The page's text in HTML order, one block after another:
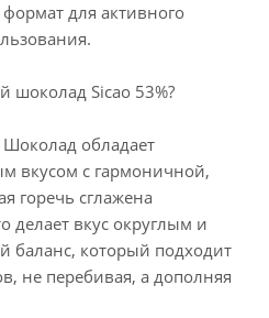
для активного
Sicao 53%?
обладает
вкусом с гармоничной,
горечь сглажена
вкус округлым и
баланс, который подходит
не перебивая, а дополняя